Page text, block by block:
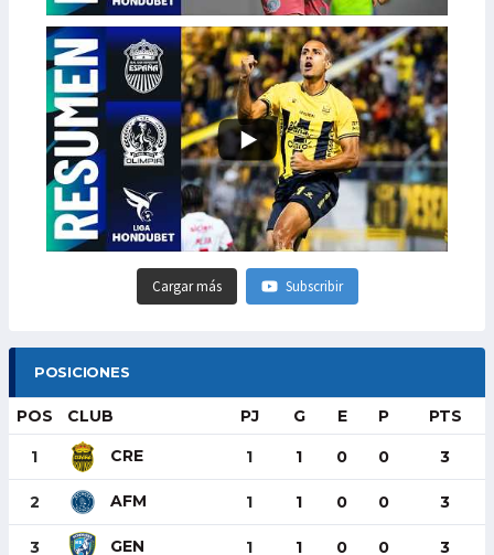
Cargar más Subscribir
POSICIONES
POS CLUB PJ G E P PTS
1 CRE 1 1 0 0 3
2 AFM 1 1 0 0 3
3 GEN 1 1 0 0 3